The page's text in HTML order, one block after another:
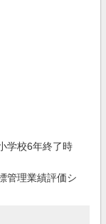
学校6年終了時
管理業績評価シ